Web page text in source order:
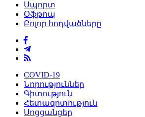
Սպորտ
Օֆթոպ
Բոլոր հոդվածները
COVID-19
Նորություններ
Գիտություն
Հետազոտություն
Սոցցանցեր